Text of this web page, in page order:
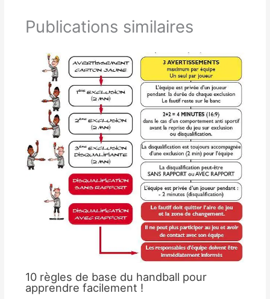
Publications similaires
10 règles de base du handball pour
apprendre facilement !